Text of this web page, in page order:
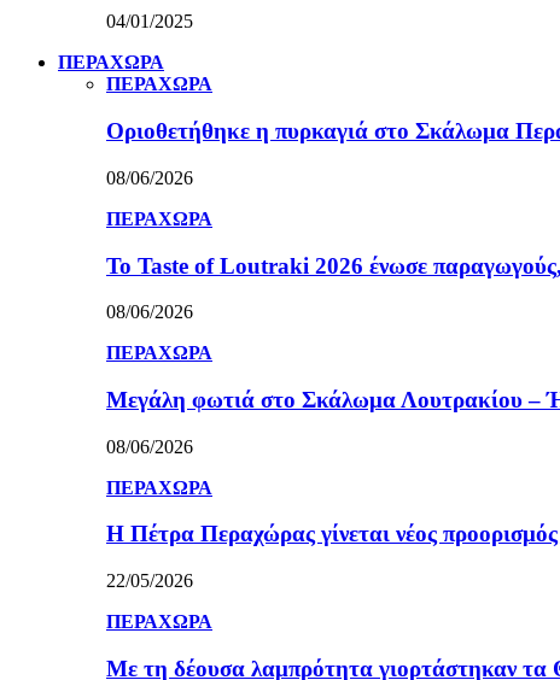
04/01/2025
ΠΕΡΑΧΩΡΑ
ΠΕΡΑΧΩΡΑ
Οριοθετήθηκε η πυρκαγιά στο Σκάλωμα
08/06/2026
ΠΕΡΑΧΩΡΑ
Το Taste of Loutraki 2026 ένωσε παραγωγούς,
08/06/2026
ΠΕΡΑΧΩΡΑ
Μεγάλη φωτιά στο Σκάλωμα Λουτρακίου –
08/06/2026
ΠΕΡΑΧΩΡΑ
Η Πέτρα Περαχώρας γίνεται νέος
22/05/2026
ΠΕΡΑΧΩΡΑ
Με τη δέουσα λαμπρότητα γιορτάστηκαν